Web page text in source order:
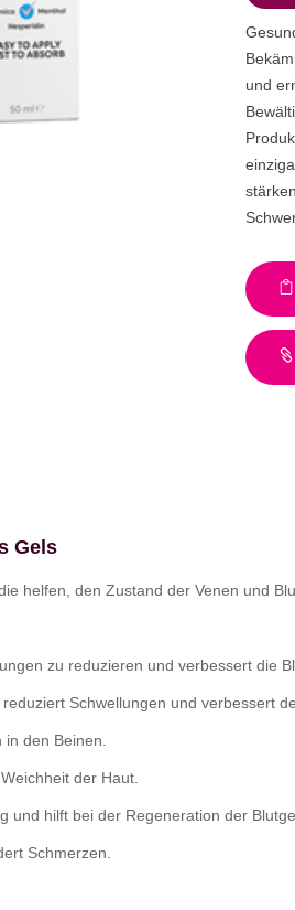
und
Gels
helfen, den Zustand der Venen und
zu reduzieren und verbessert die
Schwellungen und verbessert
den Beinen.
der Haut.
und hilft bei der Regeneration der
Schmerzen.